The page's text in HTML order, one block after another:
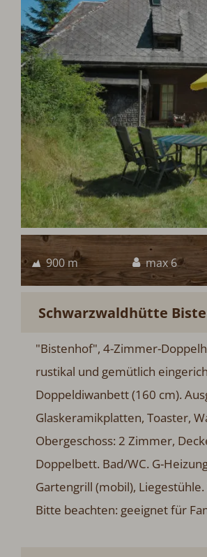
900 m max 6
Schwarzwaldhütte
"Bistenhof", 4-Zimmer-
rustikal und gemütlich
Doppeldiwanbett (160 cm).
Glaskeramikplatten, Toaster,
Obergeschoss: 2 Zimmer,
Doppelbett. Bad/WC. G-
Gartengrill (mobil),
Bitte beachten: geeignet für